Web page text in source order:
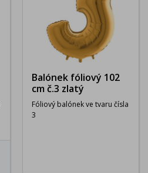
Balónek fóliový 102
cm č.3 zlatý
Fóliový balónek ve tvaru čísla
3